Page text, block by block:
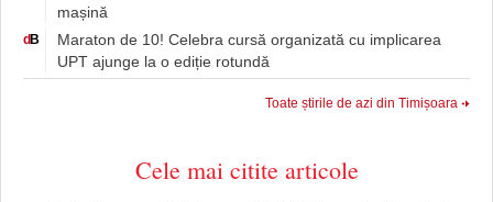
mașină
dB
Maraton de 10! Celebra cursă organizată cu implicarea
UPT ajunge la o ediție rotundă
Toate știrile de azi din Timișoara
Cele mai citite articole